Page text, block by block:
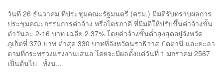
วันที่ 26 ธันวาคม ที่ประชุมคณะรัฐมนตรี (ครม.) มีมติรับทราบผลการ
ประชุมคณะกรรมการค่าจ้าง หรือไตรภาคี ที่มีมติให้ปรับขึ้นค่าจ้างขั้น
ต่ำวันละ 2-16 บาท เฉลี่ย 2.37% โดยค่าจ้างขั้นต่ำสูงสุดอยู่จังหวัด
ภูเก็ตที่ 370 บาท ต่ำสุด 330 บาทที่จังหวัดนราธิวาส ปัตตานี และยะลา
ตามที่กระทรวงแรงงานเสนอ โดยจะมีผลตั้งแต่วันที่ 1 มกราคม 2567
เป็นต้นไป ทั้งน...